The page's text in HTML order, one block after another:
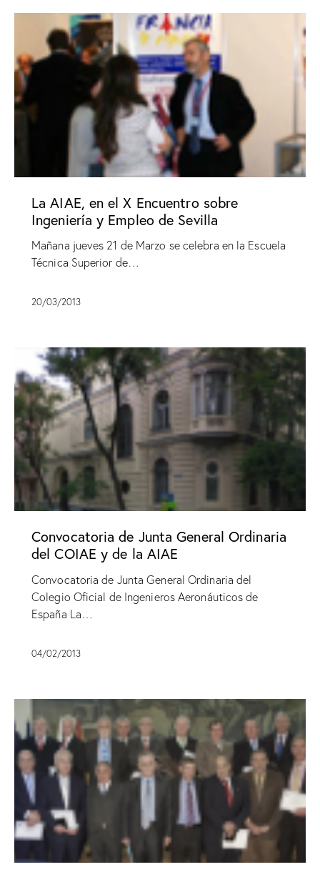
La AIAE, en el X Encuentro sobre
Ingeniería y Empleo de Sevilla
Mañana jueves 21 de Marzo se celebra en la Escuela
Técnica Superior de…
20/03/2013
Convocatoria de Junta General Ordinaria
del COIAE y de la AIAE
Convocatoria de Junta General Ordinaria del
Colegio Oficial de Ingenieros Aeronáuticos de
España La…
04/02/2013